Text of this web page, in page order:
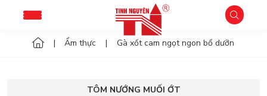
Ẩm thực Gà xốt cam ngọt ngon bổ dưỡng
TÔM NƯỚNG MUỐI ỚT